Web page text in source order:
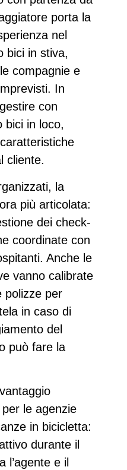
porta la
nel
bici in stiva,
compagnie e
In
con
bici in loco,
cliente.
, la
più articolata:
dei check-
coordinate con
Anche le
vanno calibrate
polizze per
in caso di
del
può fare la
le agenzie
in bicicletta:
durante il
l’agente e il